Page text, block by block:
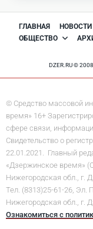
ГЛАВНАЯ НОВОСТИ
ОБЩЕСТВО
DZER.RU ©
© Средство массовой
время» 16+
сфере связи,
Свидетельство о
22.01.2021. Главный
«Дзержинское время»
Нижегородская обл., г.
Тел. (8313)25-61-26, Эл.
Нижегородская обл., г.
Ознакомиться с